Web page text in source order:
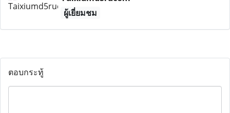
ผู้เยี่ยมชม
ตอบกระทู้